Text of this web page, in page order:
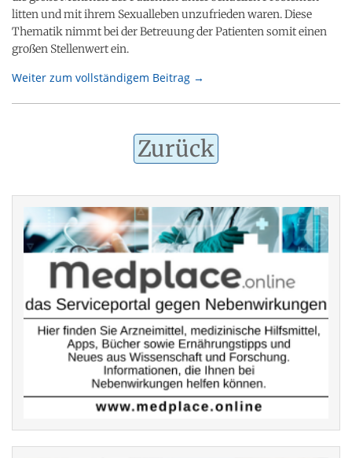
litten und mit ihrem Sexualleben unzufrieden waren. Diese
Thematik nimmt bei der Betreuung der Patienten somit einen
großen Stellenwert ein.
Weiter zum vollständigem Beitrag →
Zurück